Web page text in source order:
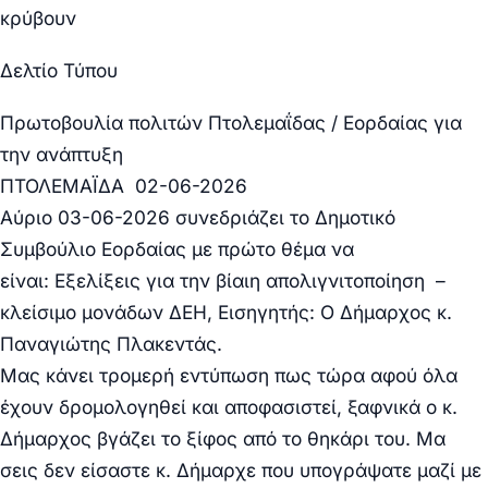
κρύβουν
Δελτίο Τύπου
Πρωτοβουλία πολιτών Πτολεμαΐδας / Εορδαίας για
την ανάπτυξη
ΠΤΟΛΕΜΑΪΔΑ 02-06-2026
Αύριο 03-06-2026 συνεδριάζει το Δημοτικό
Συμβούλιο Εορδαίας με πρώτο θέμα να
είναι: Εξελίξεις για την βίαιη απολιγνιτοποίηση –
κλείσιμο μονάδων ΔΕΗ, Εισηγητής: Ο Δήμαρχος κ.
Παναγιώτης Πλακεντάς.
Μας κάνει τρομερή εντύπωση πως τώρα αφού όλα
έχουν δρομολογηθεί και αποφασιστεί, ξαφνικά ο κ.
Δήμαρχος βγάζει το ξίφος από το θηκάρι του. Μα
σεις δεν είσαστε κ. Δήμαρχε που υπογράψατε μαζί με